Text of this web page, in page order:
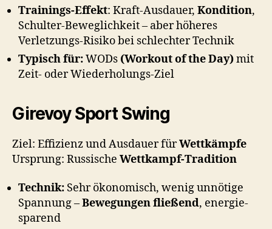
Trainings-Effekt: Kraft-Ausdauer, Kondition,
Schulter-Beweglichkeit – aber höheres
Verletzungs-Risiko bei schlechter Technik
Typisch für:WODs (Workout of the Day)mit
Zeit- oder Wiederholungs-Ziel
Girevoy Sport Swing
Ziel: Effizienz und Ausdauer fürWettkämpfe
Ursprung: Russische Wettkampf-Tradition
Technik: Sehr ökonomisch, wenig unnötige
Spannung –Bewegungen fließend, energie-
sparend